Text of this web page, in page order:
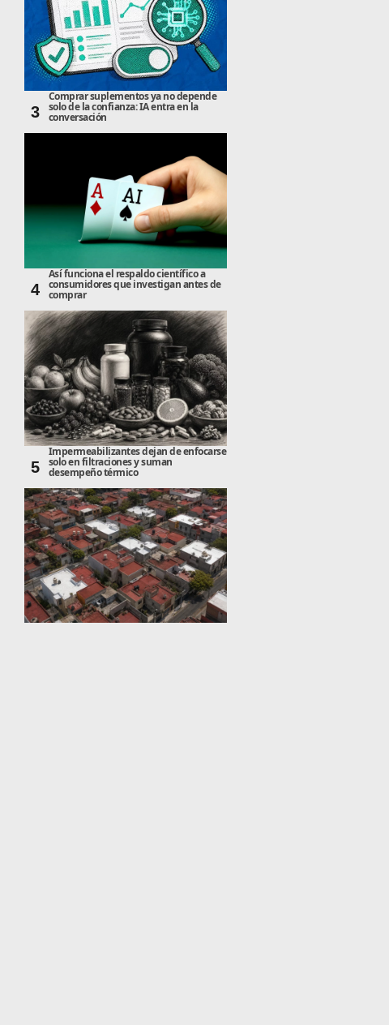
3
Comprar suplementos ya no depende
solo de la confianza: IA entra en la
conversación
4
Así funciona el respaldo científico a
consumidores que investigan antes de
comprar
5
Impermeabilizantes dejan de enfocarse
solo en filtraciones y suman
desempeño térmico